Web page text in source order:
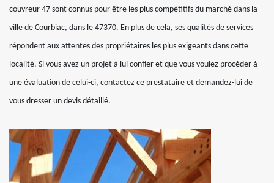
couvreur 47 sont connus pour être les plus compétitifs du marché dans la
ville de Courbiac, dans le 47370. En plus de cela, ses qualités de services
répondent aux attentes des propriétaires les plus exigeants dans cette
localité. Si vous avez un projet à lui confier et que vous voulez procéder à
une évaluation de celui-ci, contactez ce prestataire et demandez-lui de
vous dresser un devis détaillé.